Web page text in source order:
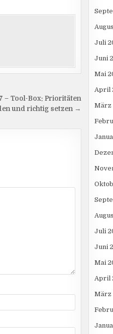
– Tool-Box: Prioritäten
und richtig setzen →
Juli
Juni
Mai
April
März
Juli
Juni
Mai
April
März